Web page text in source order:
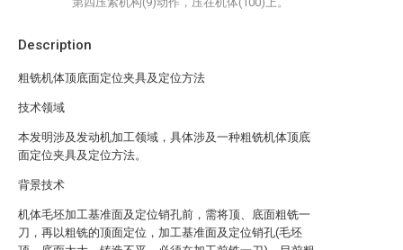
Description
粗铣机体顶底面定位夹具及定位方法
技术领域
本发明涉及发动机加工领域，具体涉及一种粗铣机体顶底
面定位夹具及定位方法。
背景技术
机体毛坯加工基准面及定位销孔前，需将顶、底面粗铣一
刀，再以粗铣的顶面定位，加工基准面及定位销孔(毛坯